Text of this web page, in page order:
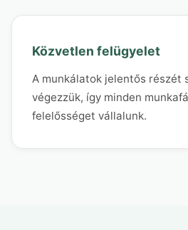
Közvetlen felügyelet
A munkálatok jelentős részét
végezzük, így minden
felelősséget vállalunk.